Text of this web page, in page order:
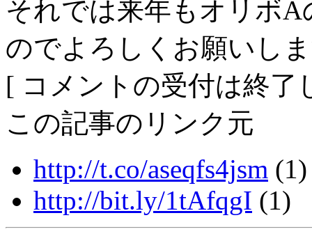
それでは来年もオリボ
のでよろしくお願いし
[ コメントの受付は終了
この記事のリンク元
http://t.co/aseqfs4jsm (1)
http://bit.ly/1tAfqgI (1)